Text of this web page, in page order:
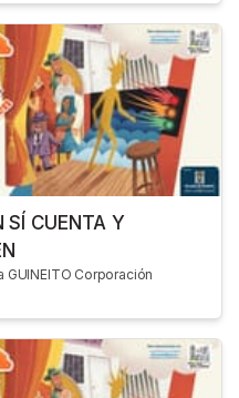
SÍ CUENTA Y
GUINEITO Corporación